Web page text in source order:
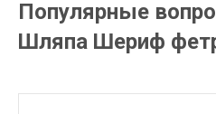
Популярные
Шляпа Шериф